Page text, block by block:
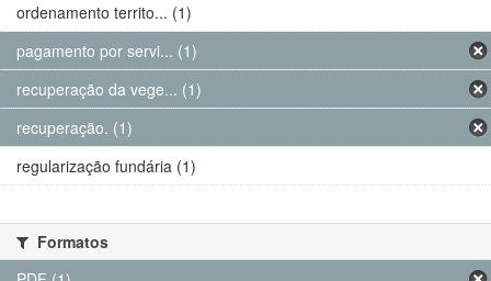
ordenamento territo... (1)
pagamento por servi... (1)
recuperação da vege... (1)
recuperação. (1)
regularização fundária (1)
Formatos